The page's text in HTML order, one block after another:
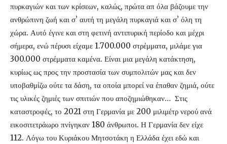
πυρκαγιών και των κρίσεων, καλώς, πρώτα απ όλα βάζουμε την
ανθρώπινη ζωή και σ’ αυτή τη μεγάλη πυρκαγιά και σ’ όλη τη
χώρα. Αυτό έγινε και στη φετινή αντιπυρική περίοδο και μέχρι
σήμερα, ενώ πέρυσι είχαμε 1.700.000 στρέμματα, μιλάμε για
300.000 στρέμματα καμένα. Είναι μια μεγάλη κατάκτηση,
κυρίως ως προς την προστασία των συμπολιτών μας και δεν
υποβαθμίζω ούτε τα δάση, τα οποία μπορεί να έπαθαν ζημιά, ούτε
τις υλικές ζημιές των σπιτιών που αποζημιώθηκαν… Στις
καταστροφές, το 2021 στη Γερμανία με 200 μιλιμέτρ νερού ανά
εικοσιτετράωρο πνίγηκαν 180 άνθρωποι. Η Γερμανία δεν είχε
112. Λόγω του Κυριάκου Μητσοτάκη η Ελλάδα έχει εδώ και